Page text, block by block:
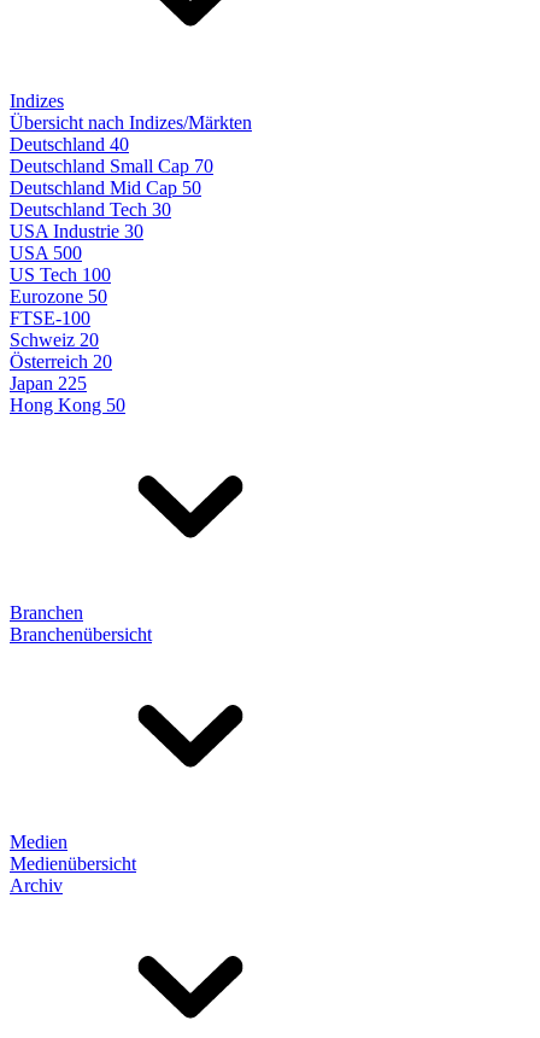
Indizes
Übersicht nach Indizes/Märkten
Deutschland 40
Deutschland Small Cap 70
Deutschland Mid Cap 50
Deutschland Tech 30
USA Industrie 30
USA 500
US Tech 100
Eurozone 50
FTSE-100
Schweiz 20
Österreich 20
Japan 225
Hong Kong 50
Branchen
Branchenübersicht
Medien
Medienübersicht
Archiv